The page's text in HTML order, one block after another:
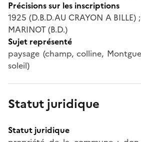
Précisions sur les inscriptions
1925 (D.B.D.AU CRAYON A BILLE)
MARINOT (B.D.)
Sujet représenté
paysage (champ, colline,
soleil)
Statut juridique
Statut juridique